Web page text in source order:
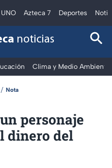
Azteca 7 Deportes
noticias
Clima y Medio Ambiente
Nota
personaje
dinero del